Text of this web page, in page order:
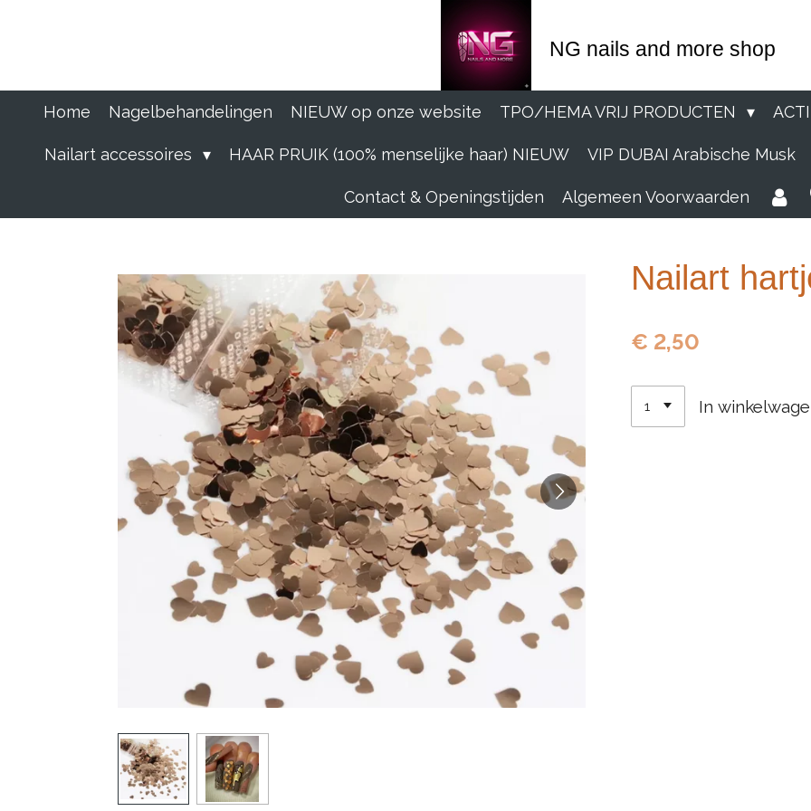
NG nails and more shop
Home Nagelbehandelingen NIEUW op onze website TPO/HEMA VRIJ PRODUCTEN
Nailart accessoires HAAR PRUIK (100% menselijke haar) NIEUW VIP DUBAI Arabische Musk
Contact & Openingstijden Algemeen Voorwaarden
Nailart
€ 2,50
In